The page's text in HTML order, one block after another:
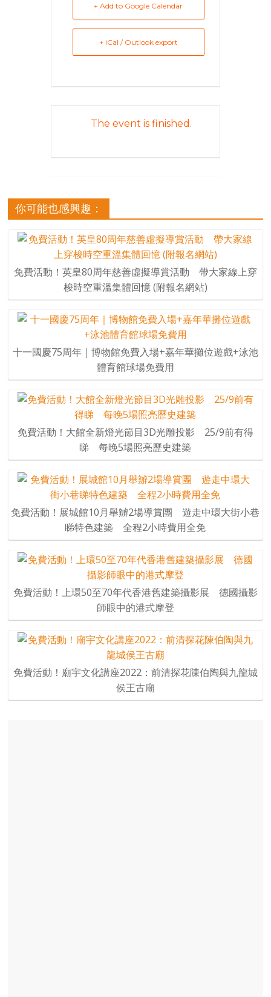
+ Add to Google Calendar
+ iCal / Outlook export
The event is finished.
你可能也感興趣：
免費活動！英皇80周年慈善虛擬導賞活動 帶大家線上穿
梭時空重溫集體回憶 (附報名網站)
十一國慶75周年｜博物館免費入場+嘉年華攤位遊戲+泳池
體育館球場免費用
免費活動！大館全新燈光節目3D光雕投影 25/9前有得
睇 每晚5場照亮歷史建築
免費活動！展城館10月舉辧2場導賞團 遊走中環大街小巷
睇特色建築 全程2小時費用全免
免費活動！上環50至70年代香港舊建築攝影展 德國攝影
師眼中的港式摩登
免費活動！廟宇文化講座2022：前清探花陳伯陶與九龍城
侯王古廟